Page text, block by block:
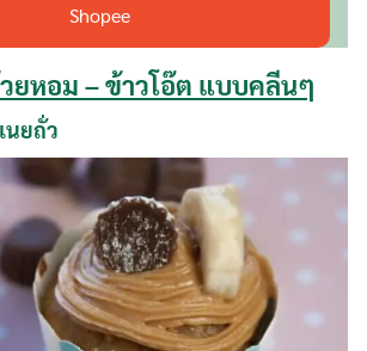
Shopee
ยหอม – ข้าวโอ๊ต แบบคลีนๆ
นยถั่ว